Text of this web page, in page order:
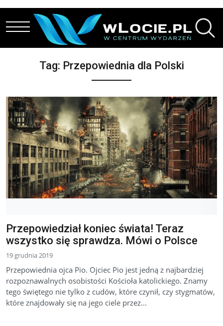
Przejdź do treści
Tag: Przepowiednia dla Polski
Przepowiedział koniec świata! Teraz
wszystko się sprawdza. Mówi o Polsce
19 grudnia 2019
Przepowiednia ojca Pio. Ojciec Pio jest jedną z najbardziej
rozpoznawalnych osobistości Kościoła katolickiego. Znamy
tego świętego nie tylko z cudów, które czynił, czy stygmatów,
które znajdowały się na jego ciele przez...